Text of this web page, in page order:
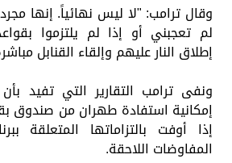
وقال ترامب: "لا ليس نهائياً. إنها
لم تعجبني أو إذا لم يلتزموا
إطلاق النار عليهم وإلقاء القنابل
ونفى ترامب التقارير التي تفيد
إذا أوفت بالتزاماتها المتعلقة
المفاوضات اللاحقة.